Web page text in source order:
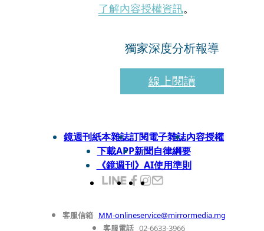
了解內容授權資訊。
獨家深度分析報導
線上閱讀
鏡週刊紙本雜誌訂閱電子雜誌內容授權
下載APP新聞自律綱要
《鏡週刊》AI使用準則
客服信箱 MM-onlineservice@mirrormedia.mg
客服電話 02-6633-3966